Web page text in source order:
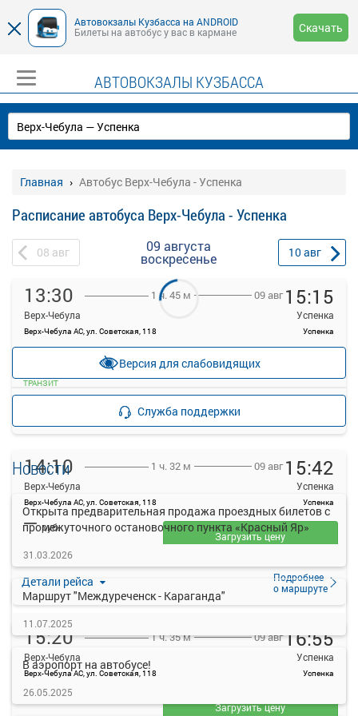
Автовокзалы Кузбасса на ANDROID
Билеты на автобус у вас в кармане
Скачать
АВТОВОКЗАЛЫ КУЗБАССА
Главная Автобус Верх-Чебула - Успенка
Расписание автобуса Верх-Чебула - Успенка
08 авг 09 августа
воскресенье 10авг
13:30
Верх-Чебула
Верх-Чебула АС, ул. Советская, 118
1 ч. 45 м 09 авг 15:15
Успенка
Успенка
—
ТРАНЗИТ
Продажа билетов
прекращена
14:10
Верх-Чебула
Верх-Чебула АС, ул. Советская, 118
1 ч. 32 м 09 авг 15:42
Успенка
Успенка
Детали рейса
Подробнее
о маршруте
— руб.
ТРАНЗИТ
Загрузить цену
15:20
Верх-Чебула
Верх-Чебула АС, ул. Советская, 118
1 ч. 35 м 09 авг16:55
Успенка
Успенка
— руб.
Загрузить цену
Версия для слабовидящих
Служба поддержки
Новости
Открыта предварительная продажа проездных билетов с
промежуточного остановочного пункта «Красный Яр»
31.03.2026
Маршрут "Междуреченск - Караганда"
11.07.2025
В аэропорт на автобусе!
26.05.2025